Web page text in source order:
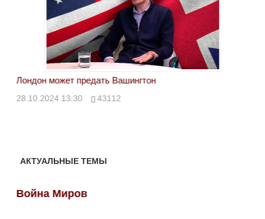
Лондон может предать Вашингтон
28.10.2024 13:30 43112
АКТУАЛЬНЫЕ ТЕМЫ
Война Миров